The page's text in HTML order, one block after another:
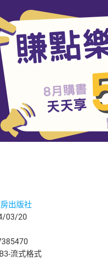
出版社
03/20
流式格式